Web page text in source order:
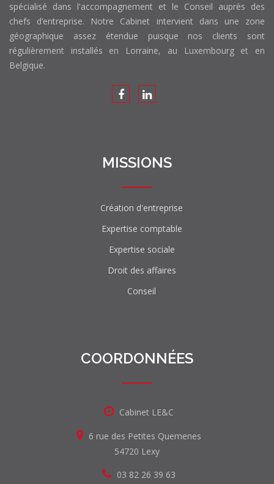
spécialisé dans l'accompagnement et le Conseil auprès des
chefs d’entreprise. Notre Cabinet intervient dans une zone
géographique assez étendue puisque nos clients sont
régulièrement installés en Lorraine, au Luxembourg et en
Belgique.
MISSIONS
Création d'entreprise
Expertise comptable
Expertise sociale
Droit des affaires
Conseil
COORDONNÉES
Cabinet LE&C
6 rue des Petites Quemenes
54720 Lexy
03 82 26 39 63